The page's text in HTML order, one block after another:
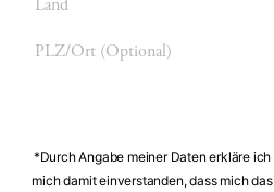
PLZ/Ort
*Durch Angabe meiner Daten erkläre ich
mich damit einverstanden, dass mich das